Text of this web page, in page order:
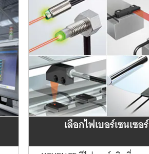
เลือกไฟเบอร์เซนเซอร์